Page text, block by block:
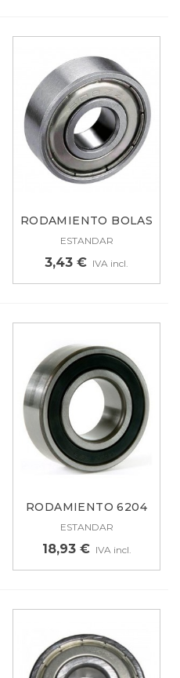
RODAMIENTO BOLAS
608ZZ
ESTANDAR
3,43 € IVA incl.
RODAMIENTO 6204
2RS SKF...
ESTANDAR
18,93 € IVA incl.